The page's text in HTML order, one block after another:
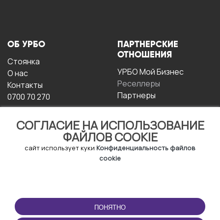
СОГЛАСИЕ НА ИСПОЛЬЗОВАНИЕ
ФАЙЛОВ COOKIE
сайт использует куки Конфиденциальность файлов
cookie
ПОНЯТНО
ОБ УРБО
Стоянка
О нас
Контакты
0700 70 270
ПАРТНЕРСКИЕ
ОТНОШЕНИЯ
УРБО Мой Бизнес
Реселлеры
Партнеры
ЭКСПЛУАТАЦИИ
Условия и положения
ПРИЛОЖЕНИЕ